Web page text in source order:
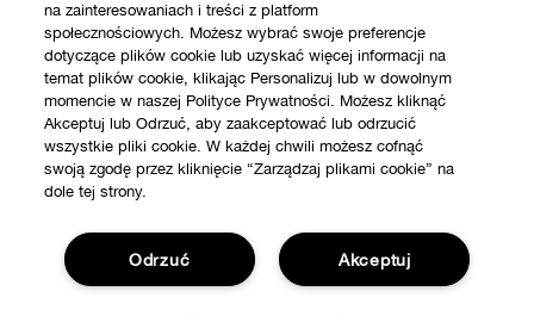
na zainteresowaniach i treści z platform
społecznościowych. Możesz wybrać swoje preferencje
dotyczące plików cookie lub uzyskać więcej informacji na
temat plików cookie, klikając Personalizuj lub w dowolnym
momencie w naszej Polityce Prywatności. Możesz kliknąć
Akceptuj lub Odrzuć, aby zaakceptować lub odrzucić
wszystkie pliki cookie. W każdej chwili możesz cofnąć
swoją zgodę przez kliknięcie “Zarządzaj plikami cookie” na
dole tej strony.
Akceptuj
Odrzuć